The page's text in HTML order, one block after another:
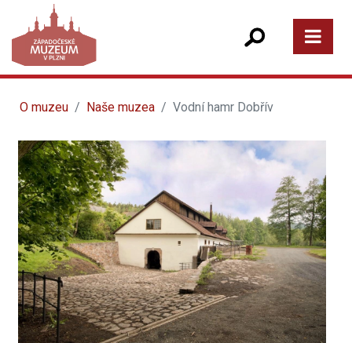
O muzeu Naše muzea Vodní hamr Dobřív